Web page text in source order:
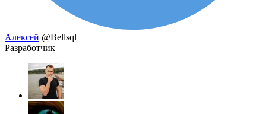
Алексей @Bellsql
Разработчик